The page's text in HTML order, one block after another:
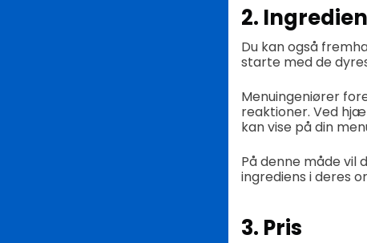
2.
Du kan også
starte med de
Menuingeniører
reaktioner. Ved
kan vise på din
På denne måde vil
ingrediens i deres
3. Pris